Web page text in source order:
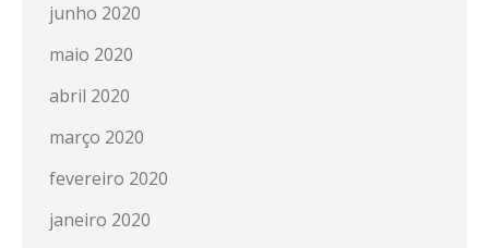
junho 2020
maio 2020
abril 2020
março 2020
fevereiro 2020
janeiro 2020